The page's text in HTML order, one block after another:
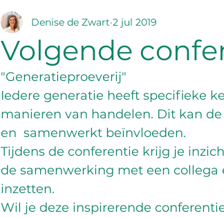
Volgende
Denise de Zwart 2 jul 2019
"Generatieproeverij"
Iedere generatie heeft specifieke
manieren van handelen. Dit kan
en  samenwerkt beïnvloeden.
Tijdens de conferentie krijg je
de samenwerking met een
inzetten.
Wil je deze inspirerende